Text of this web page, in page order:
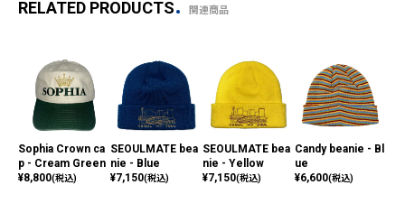
RELATED PRODUCTS 関連商品
Sophia Crown ca
p - Cream Green
¥8,800(税込)
SEOULMATE bea
nie - Blue
¥7,150(税込)
SEOULMATE bea
nie - Yellow
¥7,150(税込)
Candy beanie - Bl
ue
¥6,600(税込)